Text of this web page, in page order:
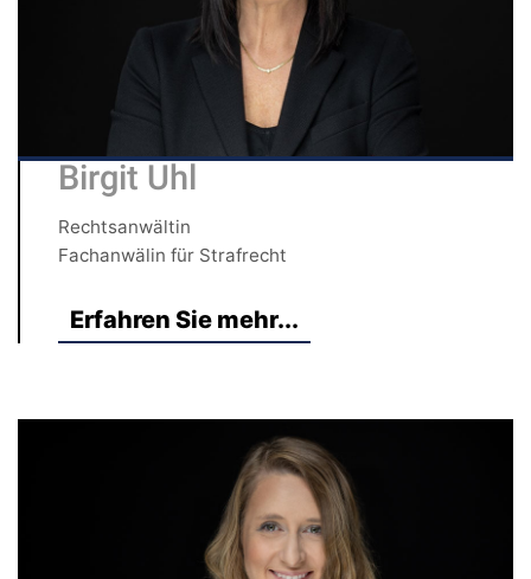
Birgit Uhl
Rechtsanwältin
Fachanwälin für Strafrecht
Erfahren Sie mehr...